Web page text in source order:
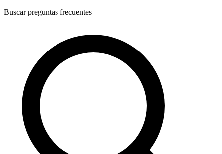
Buscar preguntas frecuentes